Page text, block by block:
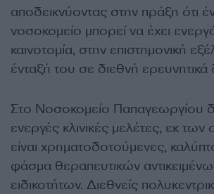
αποδεικνύοντας στην πράξη ότι
νοσοκομείο μπορεί να έχει
καινοτομία, στην επιστημονική
ένταξή του σε διεθνή ερευνητικά
Στο Νοσοκομείο Παπαγεωργίου
ενεργές κλινικές μελέτες, εκ
είναι χρηματοδοτούμενες,
φάσμα θεραπευτικών
ειδικοτήτων. Διεθνείς